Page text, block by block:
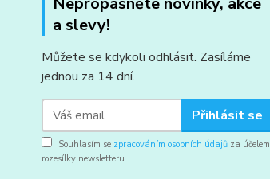
a slevy!
Můžete se kdykoli odhlásit. Zasíláme
jednou za 14 dní.
Přihlásit se
Souhlasím se zpracováním osobních údajů za účelem
rozesílky newsletteru.